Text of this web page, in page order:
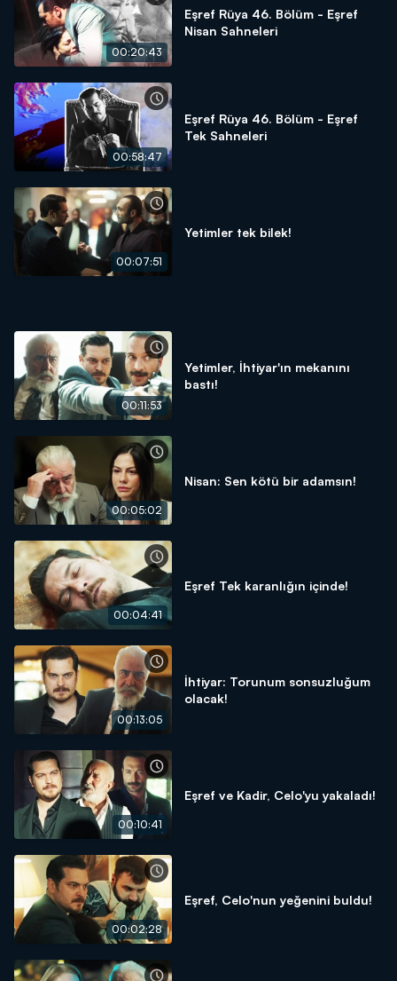
00:20:43
Eşref Rüya 46. Bölüm - Eşref
Nisan Sahneleri
00:58:47
Eşref Rüya 46. Bölüm - Eşref
Tek Sahneleri
00:07:51
Yetimler tek bilek!
00:11:53
Yetimler, İhtiyar'ın mekanını
bastı!
00:05:02
Nisan: Sen kötü bir adamsın!
00:04:41
Eşref Tek karanlığın içinde!
00:13:05
İhtiyar: Torunum sonsuzluğum
olacak!
00:10:41
Eşref ve Kadir, Celo'yu yakaladı!
00:02:28
Eşref, Celo'nun yeğenini buldu!